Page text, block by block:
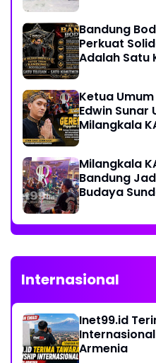
Bandung
Perkuat
Adalah Satu
Ketua
Edwin Sunar
Milangkala
Milangkala
Bandung
Budaya
Internasional
Inet99.id
Armenia